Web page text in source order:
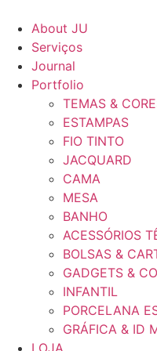
para
conteúdo
About JU
Serviços
Journal
Portfolio
TEMAS &
ESTAMPAS
FIO TINTO
JACQUARD
CAMA
MESA
BANHO
ACESSÓRIOS
BOLSAS &
GADGETS &
INFANTIL
PORCELANA
GRÁFICA & ID
LOJA